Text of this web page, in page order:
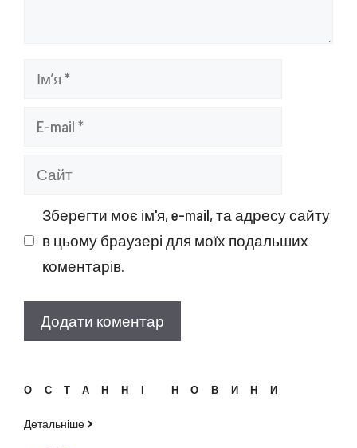
Ім’я
Сайт
Зберегти моє ім'я, e-mail, та адресу сайту
в цьому браузері для моїх подальших
коментарів.
ОСТАННІ НОВИНИ
Детальніше